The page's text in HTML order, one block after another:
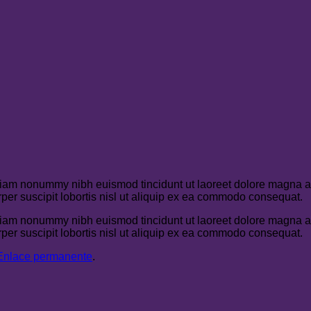
nonummy nibh euismod tincidunt ut laoreet dolore magna
suscipit lobortis nisl ut aliquip ex ea commodo consequat.
nonummy nibh euismod tincidunt ut laoreet dolore magna
suscipit lobortis nisl ut aliquip ex ea commodo consequat.
permanente.